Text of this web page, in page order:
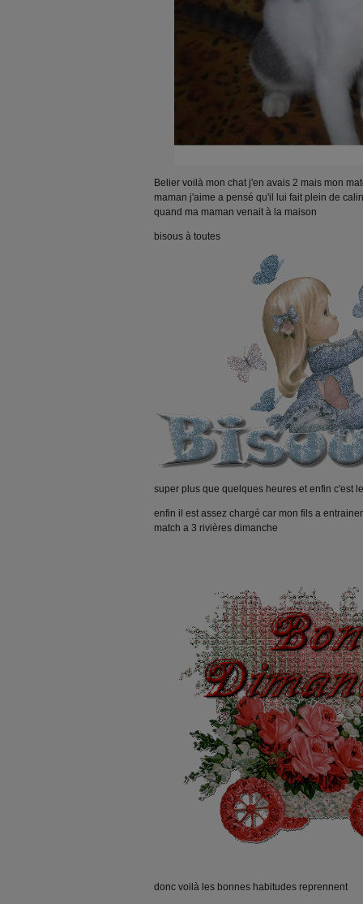
Belier voilà mon chat j'en avais 2 mais mon
maman j'aime a pensé qu'il lui fait plein de
quand ma maman venait à la maison
bisous à toutes
super plus que quelques heures et enfin c'est
enfin il est assez chargé car mon fils a
match a 3 rivières dimanche
donc voilà les bonnes habitudes reprennent